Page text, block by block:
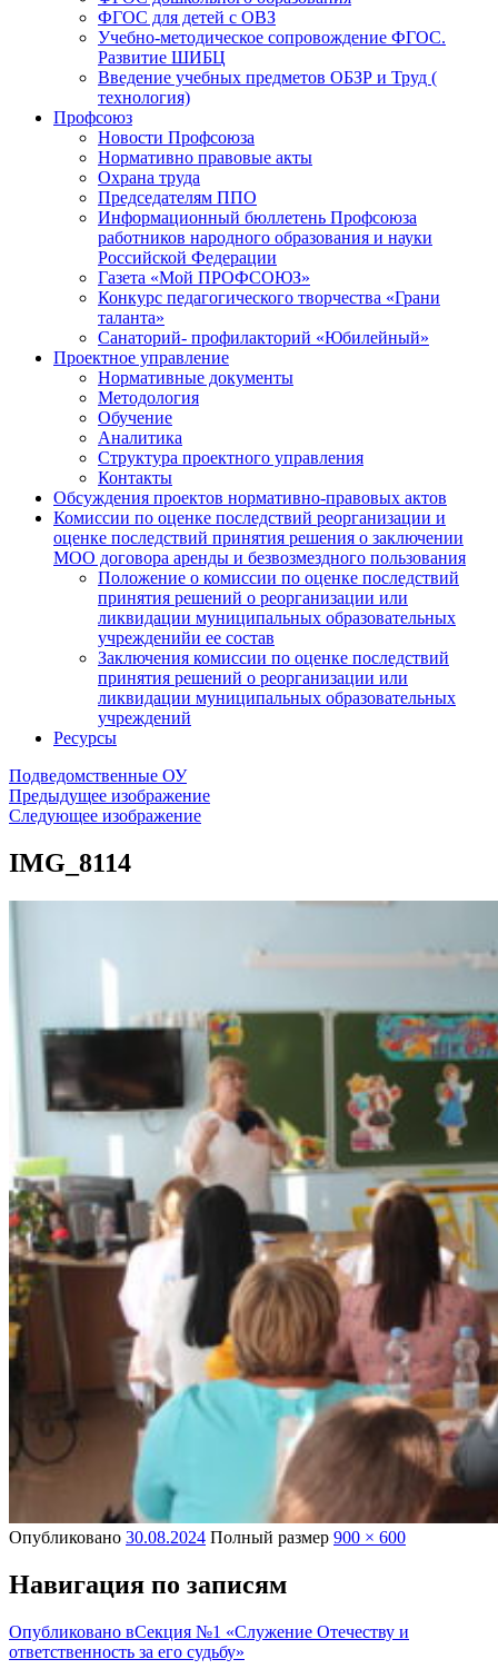
ФГОС для детей с ОВЗ
Учебно-методическое сопровождение ФГОС.
Развитие ШИБЦ
Введение учебных предметов ОБЗР и Труд (
технология)
Профсоюз
Новости Профсоюза
Нормативно правовые акты
Охрана труда
Председателям ППО
Информационный бюллетень Профсоюза
работников народного образования и науки
Российской Федерации
Газета «Мой ПРОФСОЮЗ»
Конкурс педагогического творчества «Грани
таланта»
Санаторий- профилакторий «Юбилейный»
Проектное управление
Нормативные документы
Методология
Обучение
Аналитика
Структура проектного управления
Контакты
Обсуждения проектов нормативно-правовых актов
Комиссии по оценке последствий реорганизации и
оценке последствий принятия решения о заключении
МОО договора аренды и безвозмездного пользования
Положение о комиссии по оценке последствий
принятия решений о реорганизации или
ликвидации муниципальных образовательных
учрежденийи ее состав
Заключения комиссии по оценке последствий
принятия решений о реорганизации или
ликвидации муниципальных образовательных
учреждений
Ресурсы
Подведомственные ОУ
Предыдущее изображение
Следующее изображение
IMG_8114
Опубликовано 30.08.2024 Полный размер 900 × 600
Навигация по записям
Опубликовано вСекция №1 «Служение Отечеству и
ответственность за его судьбу»